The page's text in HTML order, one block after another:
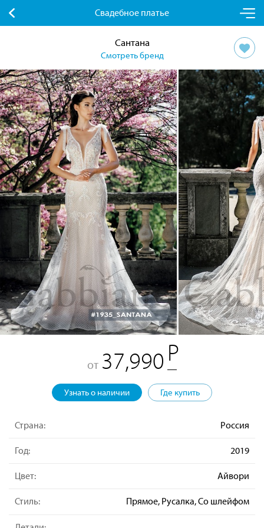
Свадебное платье
Сантана
Смотреть бренд
от 37,990
Узнать о наличии Где купить
Страна: Россия
Год: 2019
Цвет: Айвори
Стиль: Прямое, Русалка, Со шлейфом